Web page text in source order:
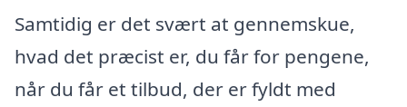
Samtidig er det svært at gennemskue,
hvad det præcist er, du får for pengene,
når du får et tilbud, der er fyldt med